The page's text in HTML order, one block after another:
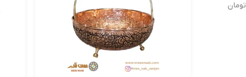
تومان